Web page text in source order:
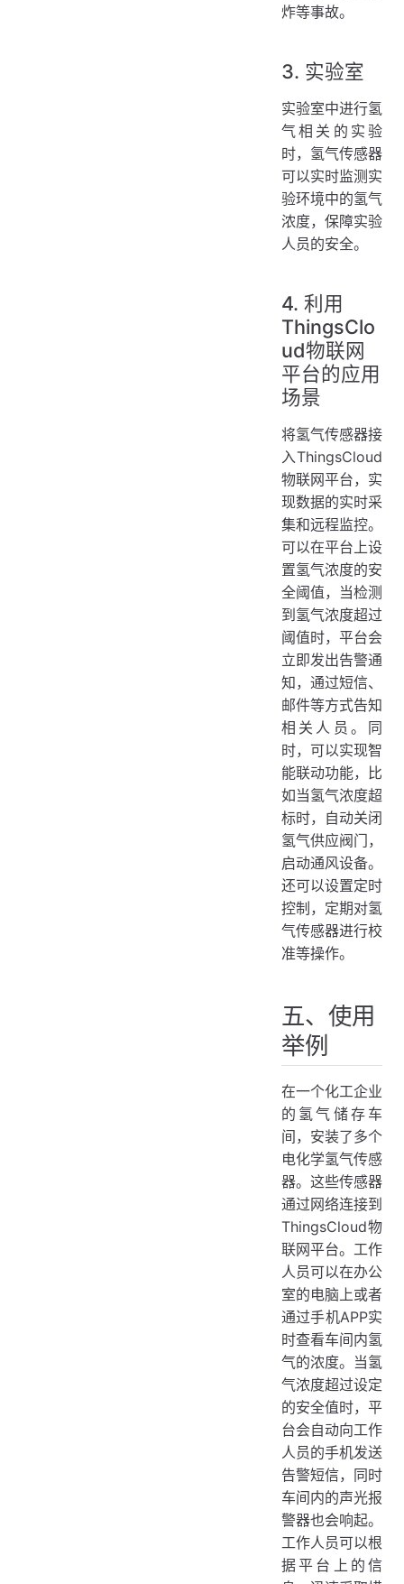
炸等事故。
3. 实验室
实验室中进行氢
气相关的实验
时，氢气传感器
可以实时监测实
验环境中的氢气
浓度，保障实验
人员的安全。
4. 利用
ThingsClo
ud物联网
平台的应用
场景
将氢气传感器接
入ThingsCloud
物联网平台，实
现数据的实时采
集和远程监控。
可以在平台上设
置氢气浓度的安
全阈值，当检测
到氢气浓度超过
阈值时，平台会
立即发出告警通
知，通过短信、
邮件等方式告知
相关人员。同
时，可以实现智
能联动功能，比
如当氢气浓度超
标时，自动关闭
氢气供应阀门，
启动通风设备。
还可以设置定时
控制，定期对氢
气传感器进行校
准等操作。
五、使用
举例
在一个化工企业
的氢气储存车
间，安装了多个
电化学氢气传感
器。这些传感器
通过网络连接到
ThingsCloud物
联网平台。工作
人员可以在办公
室的电脑上或者
通过手机APP实
时查看车间内氢
气的浓度。当氢
气浓度超过设定
的安全值时，平
台会自动向工作
人员的手机发送
告警短信，同时
车间内的声光报
警器也会响起。
工作人员可以根
据平台上的信